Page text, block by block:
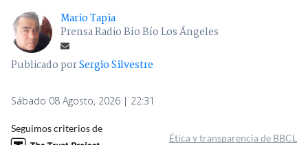
Mario Tapia
Prensa Radio Bío Bío Los Ángeles
Publicado porSergio Silvestre
Sábado 08 Agosto, 2026 | 22:31
Seguimos criterios de
Ética y transparencia de BBCL